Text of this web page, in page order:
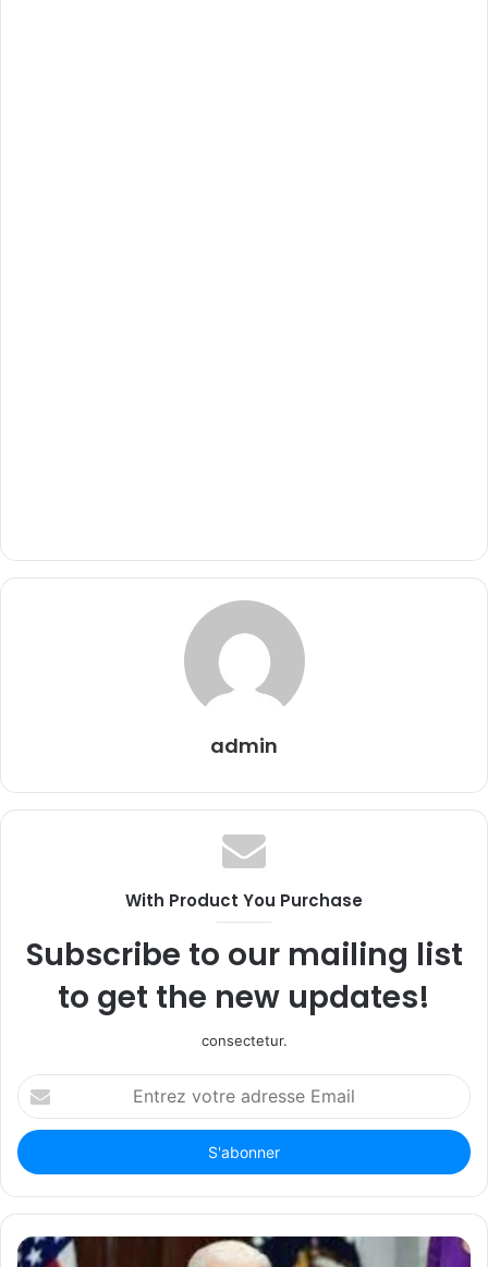
admin
With Product You Purchase
Subscribe to our mailing list
to get the new updates!
consectetur.
Entrez
votre
adresse
Email